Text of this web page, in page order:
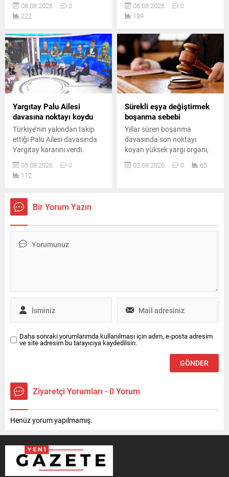
aldığı belirlenen 10 şüpheli
yakalandı. Şüphelilerden 2’si
ise ayrıca adli soruşturma
başlatıldı.
08.08.2026
0
222
suçlamasıyla tutuklandı.
Soruşturma kapsamında
barajda bulunan delillere
ilişkin iddialar yeniden
gündeme geldi.
06.08.2026
0
189
Yargıtay Palu Ailesi
davasına noktayı koydu
Türkiye’nin yakından takip
ettiği Palu Ailesi davasında
Yargıtay kararını verdi.
Melike Tahnal’ın ölümüne
ilişkin davada Tuncer
Ustael’e verilen müebbet
sanıklar hakkındaki beraat
kararları kesinleşti.
05.08.2026
0
112
Sürekli eşya değiştirmek
boşanma sebebi
Yıllar süren boşanma
davasında son noktayı
koyan yüksek yargı organı,
tarafların kusur oranlarını
yeniden değerlendirerek
02.08.2026 0 65
Bir Yorum Yazın
Daha sonraki yorumlarımda kullanılması için adım, e-posta adresim
ve site adresim bu tarayıcıya kaydedilsin.
Ziyaretçi Yorumları - 0 Yorum
Henüz yorum yapılmamış.